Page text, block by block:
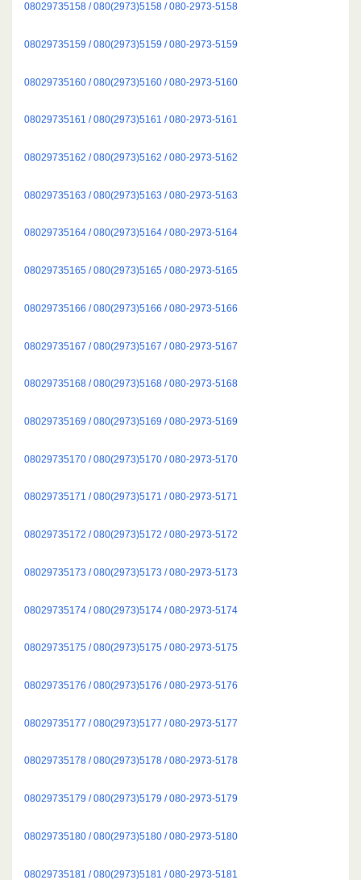
08029735158 / 080(2973)5158 / 080-2973-5158
08029735159 / 080(2973)5159 / 080-2973-5159
08029735160 / 080(2973)5160 / 080-2973-5160
08029735161 / 080(2973)5161 / 080-2973-5161
08029735162 / 080(2973)5162 / 080-2973-5162
08029735163 / 080(2973)5163 / 080-2973-5163
08029735164 / 080(2973)5164 / 080-2973-5164
08029735165 / 080(2973)5165 / 080-2973-5165
08029735166 / 080(2973)5166 / 080-2973-5166
08029735167 / 080(2973)5167 / 080-2973-5167
08029735168 / 080(2973)5168 / 080-2973-5168
08029735169 / 080(2973)5169 / 080-2973-5169
08029735170 / 080(2973)5170 / 080-2973-5170
08029735171 / 080(2973)5171 / 080-2973-5171
08029735172 / 080(2973)5172 / 080-2973-5172
08029735173 / 080(2973)5173 / 080-2973-5173
08029735174 / 080(2973)5174 / 080-2973-5174
08029735175 / 080(2973)5175 / 080-2973-5175
08029735176 / 080(2973)5176 / 080-2973-5176
08029735177 / 080(2973)5177 / 080-2973-5177
08029735178 / 080(2973)5178 / 080-2973-5178
08029735179 / 080(2973)5179 / 080-2973-5179
08029735180 / 080(2973)5180 / 080-2973-5180
08029735181 / 080(2973)5181 / 080-2973-5181